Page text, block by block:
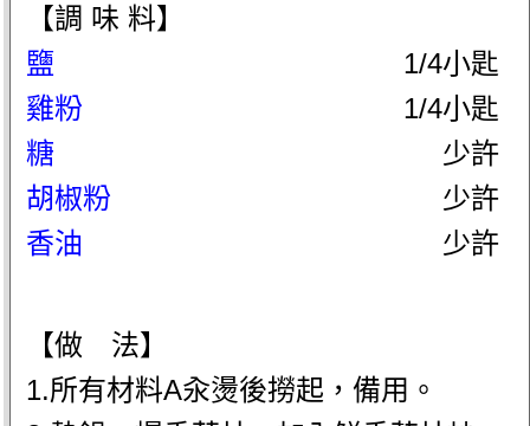
【調 味 料】
鹽
1/4小匙
雞粉
1/4小匙
糖
少許
胡椒粉
少許
香油
少許
【做 法】
1.所有材料A汆燙後撈起，備用。